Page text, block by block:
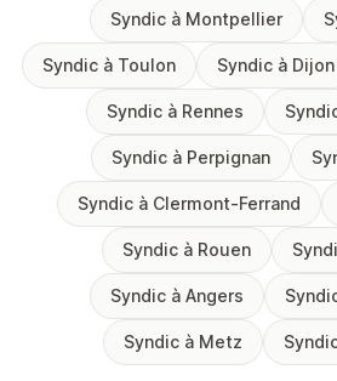
Syndic à Montpellier
Syndic à Toulon Syndic à Dijon
Syndic à Rennes
Syndic à Perpignan
Syndic à Clermont-Ferrand
Syndic à Rouen
Syndic à Angers
Syndic à Metz